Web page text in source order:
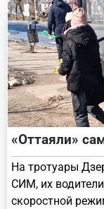
«Оттаяли»
На тротуары
СИМ, их
скоростной